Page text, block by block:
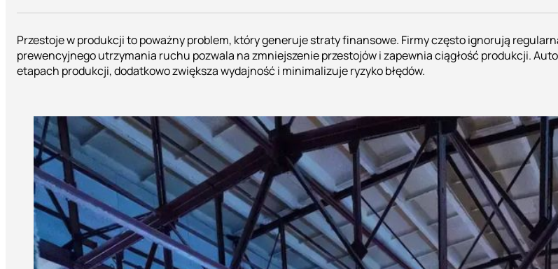
Przestoje w produkcji to poważny problem, który generuje straty finansowe. Firmy często ignorują
prewencyjnego utrzymania ruchu pozwala na zmniejszenie przestojów i zapewnia ciągłość produkcji.
etapach produkcji, dodatkowo zwiększa wydajność i minimalizuje ryzyko błędów.